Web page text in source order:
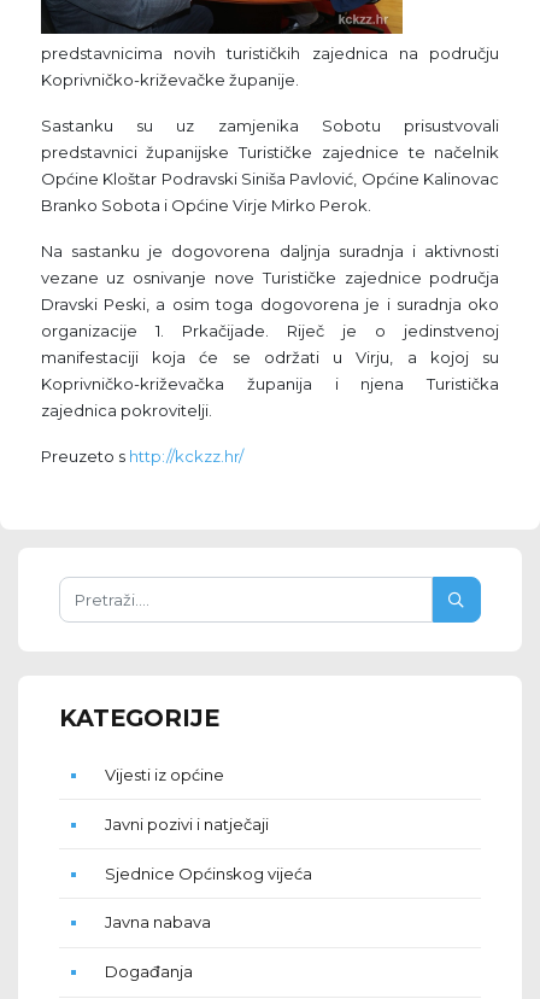
predstavnicima novih turističkih zajednica na području
Koprivničko-križevačke županije.
Sastanku su uz zamjenika Sobotu prisustvovali
predstavnici županijske Turističke zajednice te načelnik
Općine Kloštar Podravski Siniša Pavlović, Općine Kalinovac
Branko Sobota i Općine Virje Mirko Perok.
Na sastanku je dogovorena daljnja suradnja i aktivnosti
vezane uz osnivanje nove Turističke zajednice područja
Dravski Peski, a osim toga dogovorena je i suradnja oko
organizacije 1. Prkačijade. Riječ je o jedinstvenoj
manifestaciji koja će se održati u Virju, a kojoj su
Koprivničko-križevačka županija i njena Turistička
zajednica pokrovitelji.
Preuzeto s http://kckzz.hr/
KATEGORIJE
Vijesti iz općine
Javni pozivi i natječaji
Sjednice Općinskog vijeća
Javna nabava
Događanja